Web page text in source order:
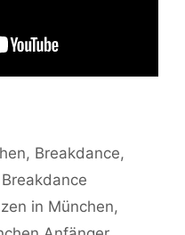
, Breakdance,
Breakdance
in München,